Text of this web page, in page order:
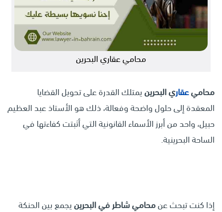
محامي عقاري البحرين
محاميعقاري البحرينيمتلك القدرة على تحويل القضايا
المعقدة إلى حلول واضحة وفعالة، ذلك هو الأستاذ عبد العظيم
حبيل، واحد من أبرز الأسماء القانونية التي أثبتت كفاءتها في
الساحة البحرينية.
إذا كنت تبحث عنمحامي شاطر في البحرينيجمع بين الحنكة